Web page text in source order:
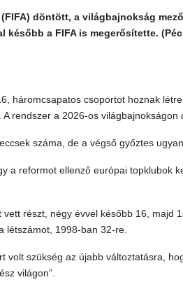
döntött, a világbajnokság
később a FIFA is megerősítette.
háromcsapatos csoportot hoznak
rendszer a 2026-os világbajnokságon
száma, de a végső győztes
a reformot ellenző európai topklubok
részt, négy évvel később 16, majd
létszámot, 1998-ban 32-re.
volt szükség az újabb változtatásra,
világon”.